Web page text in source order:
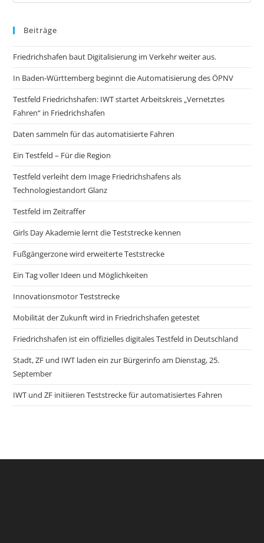
Beiträge
Friedrichshafen baut Digitalisierung im Verkehr weiter aus.
In Baden-Württemberg beginnt die Automatisierung des ÖPNV
Testfeld Friedrichshafen: IWT startet Arbeitskreis „Vernetztes
Fahren“ in Friedrichshafen
Daten sammeln für das automatisierte Fahren
Ein Testfeld – Für die Region
Testfeld verleiht dem Image Friedrichshafens als
Technologiestandort Glanz
Testfeld im Zeitraffer
Girls Day Akademie lernt die Teststrecke kennen
Fußgängerzone wird erweiterte Teststrecke
Ein Tag voller Ideen und Möglichkeiten
Innovationsmotor Teststrecke
Mobilität der Zukunft wird in Friedrichshafen getestet
Friedrichshafen ist ein offizielles digitales Testfeld in Deutschland
Stadt, ZF und IWT laden ein zur Bürgerinfo am Dienstag, 25.
September
IWT und ZF initiieren Teststrecke für automatisiertes Fahren